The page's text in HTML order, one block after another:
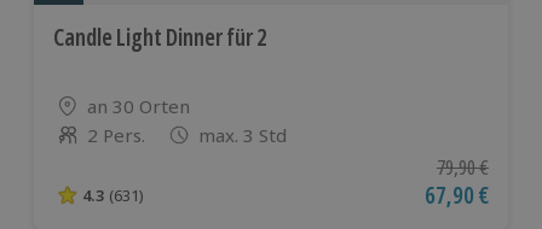
Candle Light Dinner für 2
Standort
an 30 Orten
Anzahl der Teilnehmer
2 Pers. max. 3 Std
4.3 von 5 Sternen basierend auf 631 Bewertungen
4.3 (631)
79,90 €
Aktueller
67,90 €